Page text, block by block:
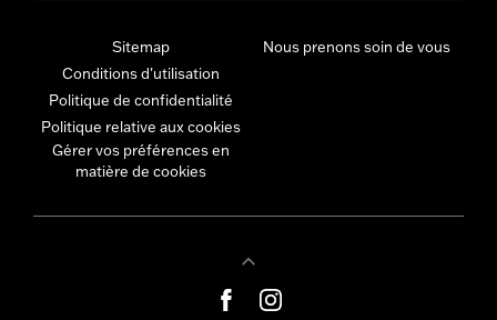
Sitemap
Conditions d'utilisation
Politique de confidentialité
Politique relative aux cookies
Gérer vos préférences en
matière de cookies
Nous prenons soin de vous